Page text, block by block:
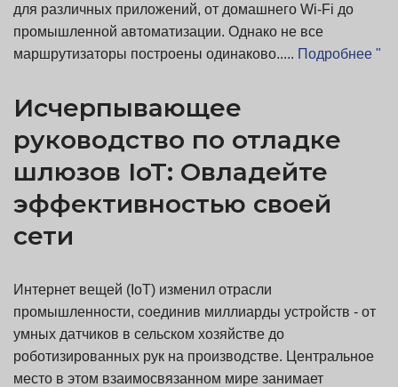
для различных приложений, от домашнего Wi-Fi до
промышленной автоматизации. Однако не все
маршрутизаторы построены одинаково..... Подробнее "
Исчерпывающее
руководство по отладке
шлюзов IoT: Овладейте
эффективностью своей
сети
Интернет вещей (IoT) изменил отрасли
промышленности, соединив миллиарды устройств - от
умных датчиков в сельском хозяйстве до
роботизированных рук на производстве. Центральное
место в этом взаимосвязанном мире занимает